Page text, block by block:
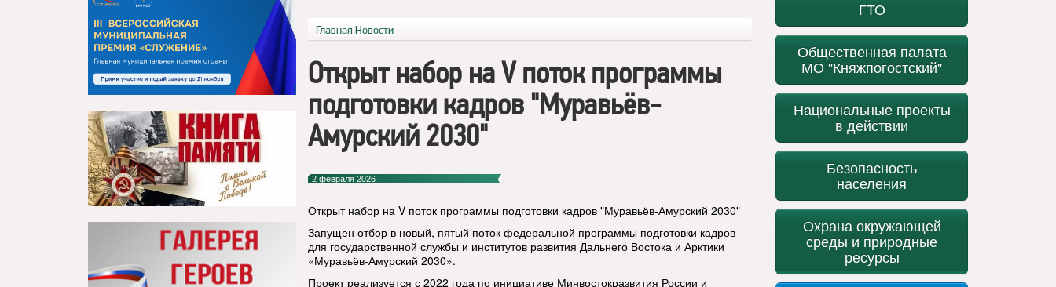
Главная Новости
Открыт набор на V поток программы
подготовки кадров "Муравьёв-
Амурский 2030"
2 февраля 2026
Открыт набор на V поток программы подготовки кадров "Муравьёв-Амурский 2030"
Запущен отбор в новый, пятый поток федеральной программы подготовки кадров
для государственной службы и институтов развития Дальнего Востока и Арктики
«Муравьёв-Амурский 2030».
Проект реализуется с 2022 года по инициативе Минвостокразвития России и
ГТО
Общественная палата
МО "Княжпогостский"
Национальные проекты
в действии
Безопасность
населения
Охрана окружающей
среды и природные
ресурсы